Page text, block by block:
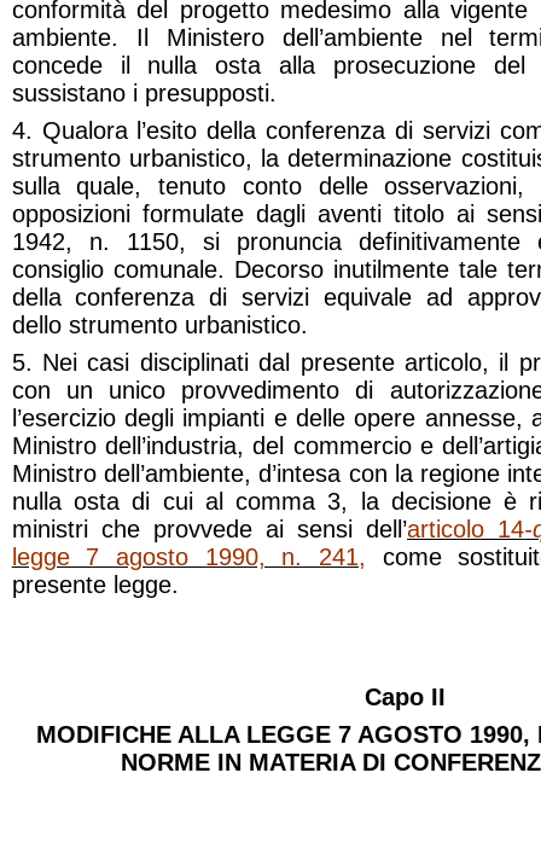
conformità del progetto medesimo alla
ambiente. Il Ministero dell’ambiente nel
concede il nulla osta alla prosecuzione del
sussistano i presupposti.
4. Qualora l’esito della conferenza di servizi
strumento urbanistico, la determinazione
sulla quale, tenuto conto delle
opposizioni formulate dagli aventi titolo ai
1942, n. 1150, si pronuncia
consiglio comunale. Decorso inutilmente tale
della conferenza di servizi equivale ad
dello strumento urbanistico.
5. Nei casi disciplinati dal presente articolo, il
con un unico provvedimento di
l’esercizio degli impianti e delle opere
Ministro dell’industria, del commercio e
Ministro dell’ambiente, d’intesa con la regione
nulla osta di cui al comma 3, la decisione è
ministri che provvede ai sensi dell’articolo 14-
legge 7 agosto 1990, n. 241, come
presente legge.
Capo II
MODIFICHE ALLA LEGGE 7 AGOSTO 1990,
NORME IN MATERIA DI